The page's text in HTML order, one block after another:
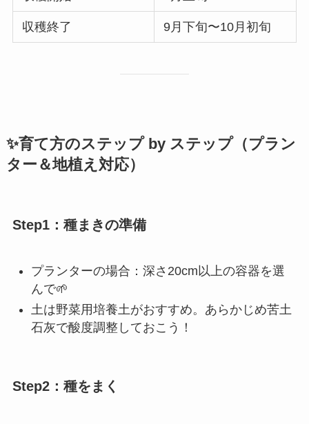
収穫終了 9月下旬〜10月初旬
✨育て方のステップ by ステップ（プラン
ター＆地植え対応）
Step1：種まきの準備
プランターの場合：深さ20cm以上の容器を選
んで🌱
土は野菜用培養土がおすすめ。あらかじめ苦土
石灰で酸度調整しておこう！
Step2：種をまく